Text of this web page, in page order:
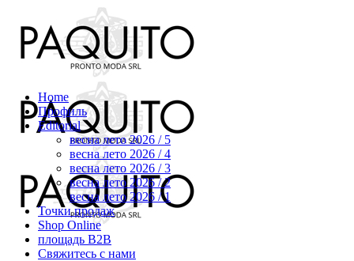
Home
Профиль
Editorial
весна лето 2026 / 5
весна лето 2026 / 4
весна лето 2026 / 3
весна лето 2026 / 2
весна лето 2026 / 1
Точки продаж
Shop Online
площадь B2B
Свяжитесь с нами